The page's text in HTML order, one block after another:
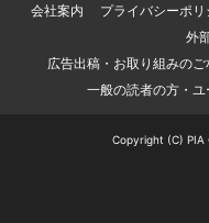
会社案内
プライバシーポリ
外
広告出稿・お取り組みの
一般の読者の方・
Copyright (C) PIA